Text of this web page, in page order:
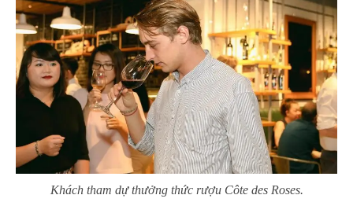
Khách tham dự thưởng thức rượu Côte des Roses.